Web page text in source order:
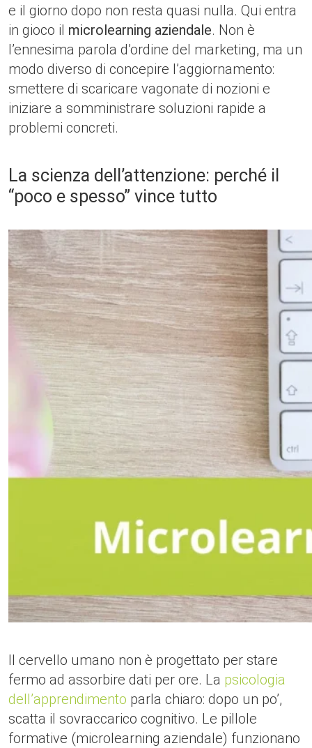
e il giorno dopo non resta quasi nulla. Qui entra
in gioco il microlearning aziendale. Non è
l’ennesima parola d’ordine del marketing, ma un
modo diverso di concepire l’aggiornamento:
smettere di scaricare vagonate di nozioni e
iniziare a somministrare soluzioni rapide a
problemi concreti.
La scienza dell’attenzione: perché il
“poco e spesso” vince tutto
Il cervello umano non è progettato per stare
fermo ad assorbire dati per ore. La psicologia
dell’apprendimento parla chiaro: dopo un po’,
scatta il sovraccarico cognitivo. Le pillole
formative (microlearning aziendale) funzionano